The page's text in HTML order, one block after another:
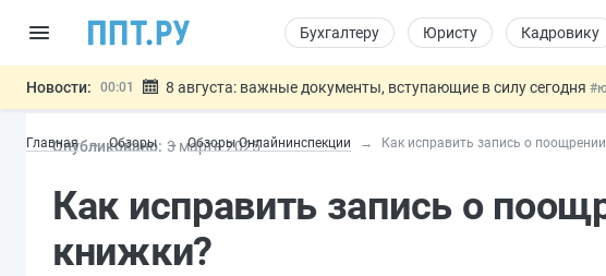
Бухгалтеру Юристу Кадровику
Новости: 00:01 8 августа: важные документы, вступающие в силу сегодня
07.08 Дистанционную работу беременных пропишут в ТК РФ
07.08
Важно Разработают единые критерии трудовых и ГПХ-
Главная Обзоры Обзоры Онлайнинспекции Как исправить запись о
Опубликовано: 3 марта2025
Как исправить запись о
книжки?